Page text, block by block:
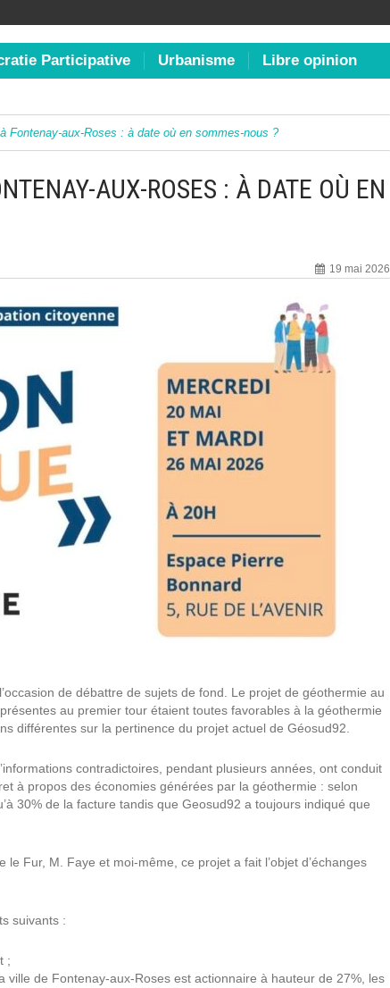
Participative Urbanisme Libre opinion
Fontenay-aux-Roses : à date où en sommes-nous ?
AUX-ROSES : À DATE OÙ EN
19 mai 2026
de débattre de sujets de fond. Le projet de géothermie au
au premier tour étaient toutes favorables à la géothermie
différentes sur la pertinence du projet actuel de Géosud92.
contradictoires, pendant plusieurs années, ont conduit
à propos des économies générées par la géothermie : selon
30% de la facture tandis que Geosud92 a toujours indiqué que
Fur, M. Faye et moi-même, ce projet a fait l’objet d’échanges
suivants :
;
ville de Fontenay-aux-Roses est actionnaire à hauteur de 27%, les